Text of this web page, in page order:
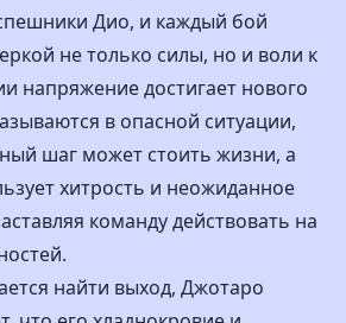
Дио, и каждый бой
не только силы, но и воли к
напряжение достигает нового
в опасной ситуации,
шаг может стоить жизни, а
хитрость и неожиданное
команду действовать на
найти выход, Джотаро